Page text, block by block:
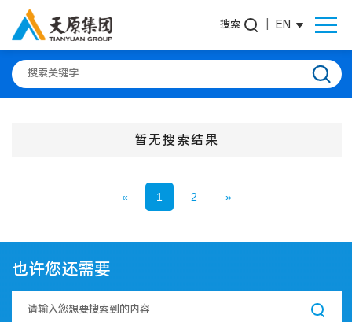
搜索 EN
暂无搜索结果
« 1 2 »
也许您还需要